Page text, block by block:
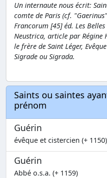
Un internaute nous écrit:
comte de Paris (cf.
Francorum [45] éd. Les
Neustrica, article par Régine
le frère de Saint Léger,
Sigrade ou Sigrada.
Saints ou saintes
prénom
Guérin
évêque et cistercien (+ 1150)
Guérin
Abbé o.s.a. (+ 1159)